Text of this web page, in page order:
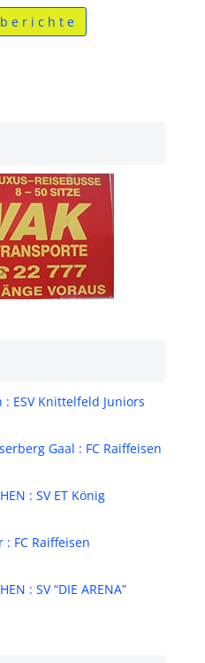
ESV Knittelfeld Juniors
Gaal : FC Raiffeisen
: SV ET König
FC Raiffeisen
: SV “DIE ARENA”